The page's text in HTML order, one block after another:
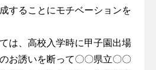
することにモチベーションを
は、高校入学時に甲子園出場
お誘いを断って〇〇県立〇〇